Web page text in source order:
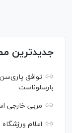
جدیدترین
توافق
بارسلوناست
مربی خارجی
اعلام ورزشگاه محل برگزاری